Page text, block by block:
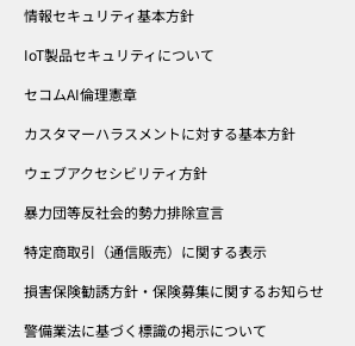
情報セキュリティ基本方針
IoT製品セキュリティについて
セコムAI倫理憲章
カスタマーハラスメントに対する基本方針
ウェブアクセシビリティ方針
暴力団等反社会的勢力排除宣言
特定商取引（通信販売）に関する表示
損害保険勧誘方針・保険募集に関するお知らせ
警備業法に基づく標識の掲示について